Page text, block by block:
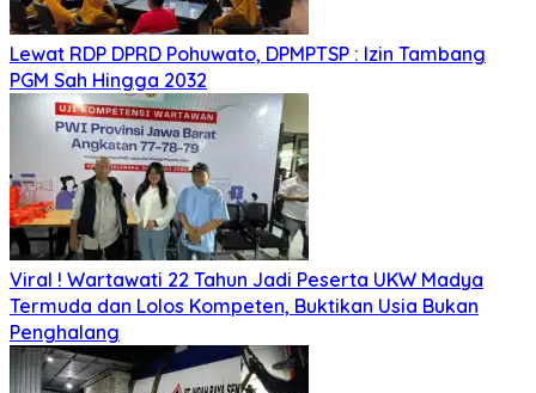
Lewat RDP DPRD Pohuwato, DPMPTSP : Izin Tambang
PGM Sah Hingga 2032
Viral ! Wartawati 22 Tahun Jadi Peserta UKW Madya
Termuda dan Lolos Kompeten, Buktikan Usia Bukan
Penghalang